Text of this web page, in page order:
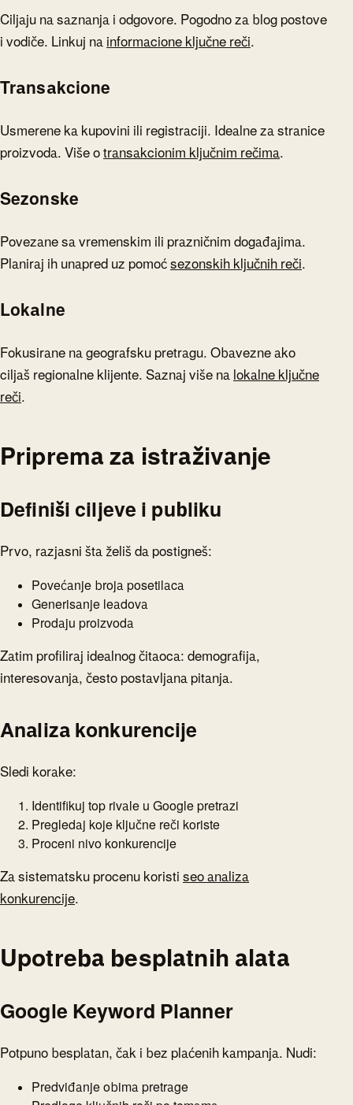
Ciljaju na saznanja i odgovore. Pogodno za blog postove
i vodiče. Linkuj na informacione ključne reči.
Transakcione
Usmerene ka kupovini ili registraciji. Idealne za stranice
proizvoda. Više otransakcionim ključnim rečima.
Sezonske
Povezane sa vremenskim ili prazničnim događajima.
Planiraj ih unapred uz pomoćsezonskih ključnih reči.
Lokalne
Fokusirane na geografsku pretragu. Obavezne ako
ciljaš regionalne klijente. Saznaj više na lokalne ključne
reči.
Priprema za istraživanje
Definiši ciljeve i publiku
Prvo, razjasni šta želiš da postigneš:
Povećanje broja posetilaca
Generisanje leadova
Prodaju proizvoda
Zatim profiliraj idealnog čitaoca: demografija,
interesovanja, često postavljana pitanja.
Analiza konkurencije
Sledi korake:
Identifikuj top rivale u Google pretrazi
Pregledaj koje ključne reči koriste
Proceni nivo konkurencije
Za sistematsku procenu koristi seo analiza
konkurencije.
Upotreba besplatnih alata
Google Keyword Planner
Potpuno besplatan, čak i bez plaćenih kampanja. Nudi:
Predviđanje obima pretrage